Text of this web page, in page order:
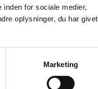
for sociale medier,
oplysninger, du har givet
Marketing